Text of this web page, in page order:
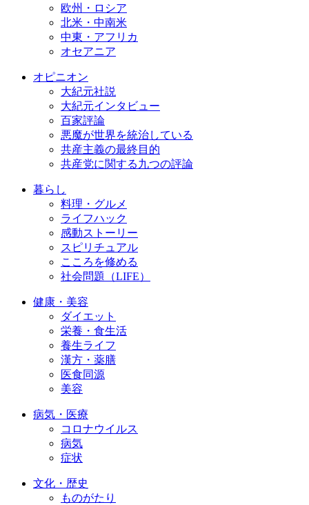
欧州・ロシア
北米・中南米
中東・アフリカ
オセアニア
オピニオン
大紀元社説
大紀元インタビュー
百家評論
悪魔が世界を統治している
共産主義の最終目的
共産党に関する九つの評論
暮らし
料理・グルメ
ライフハック
感動ストーリー
スピリチュアル
こころを修める
社会問題（LIFE）
健康・美容
ダイエット
栄養・食生活
養生ライフ
漢方・薬膳
医食同源
美容
病気・医療
コロナウイルス
病気
症状
文化・歴史
ものがたり